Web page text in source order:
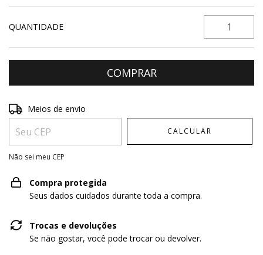
QUANTIDADE
Entregas para o CEP:
Meios de envio
CALCULAR
Não sei meu CEP
Compra protegida
Seus dados cuidados durante toda a compra.
Trocas e devoluções
Se não gostar, você pode trocar ou devolver.